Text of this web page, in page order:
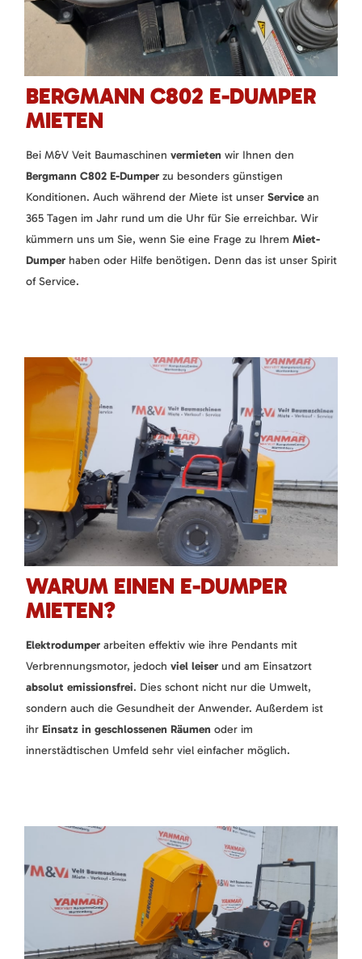
BERGMANN C802 E-DUMPER
MIETEN
Bei M&V Veit Baumaschinen vermieten wir Ihnen den
Bergmann C802 E-Dumper zu besonders günstigen
Konditionen. Auch während der Miete ist unser Servicean
365 Tagen im Jahr rund um die Uhr für Sie erreichbar. Wir
kümmern uns um Sie, wenn Sie eine Frage zu Ihrem Miet-
Dumper haben oder Hilfe benötigen. Denn das ist unser Spirit
of Service.
WARUM EINEN E-DUMPER
MIETEN?
Elektrodumper arbeiten effektiv wie ihre Pendants mit
Verbrennungsmotor, jedoch viel leiser und am Einsatzort
absolut emissionsfrei. Dies schont nicht nur die Umwelt,
sondern auch die Gesundheit der Anwender. Außerdem ist
ihr Einsatz in geschlossenen Räumen oder im
innerstädtischen Umfeld sehr viel einfacher möglich.